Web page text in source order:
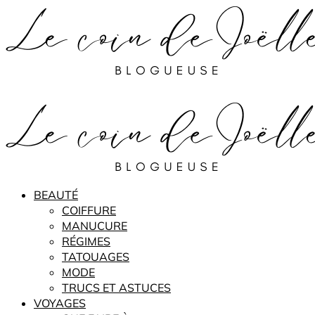
BEAUTÉ
COIFFURE
MANUCURE
RÉGIMES
TATOUAGES
MODE
TRUCS ET ASTUCES
VOYAGES